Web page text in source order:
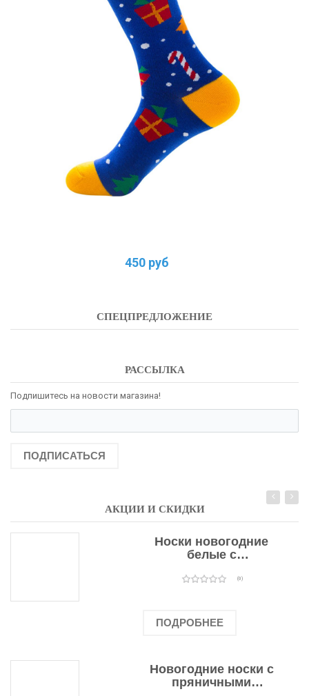
450 руб
СПЕЦПРЕДЛОЖЕНИЕ
РАССЫЛКА
Подпишитесь на новости магазина!
ПОДПИСАТЬСЯ
АКЦИИ И СКИДКИ
Носки новогодние
белые с
оленями(0)
ПОДРОБНЕЕ
Новогодние носки с
пряничными